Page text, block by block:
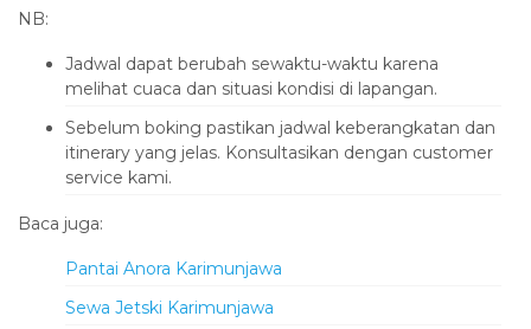
NB:
Jadwal dapat berubah sewaktu-waktu karena
melihat cuaca dan situasi kondisi di lapangan.
Sebelum boking pastikan jadwal keberangkatan dan
itinerary yang jelas. Konsultasikan dengan customer
service kami.
Baca juga:
Pantai Anora Karimunjawa
Sewa Jetski Karimunjawa